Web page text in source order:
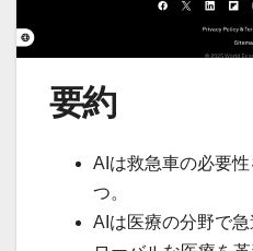
要約
AIは救急車の必要
つ。
AIは医療の分野で